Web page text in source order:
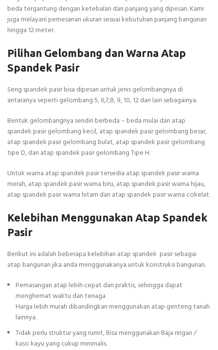
beda tergantung dengan ketebalan dan panjang yang dipesan. Kami
juga melayani pemesanan ukuran sesuai kebutuhan panjang bangunan
hingga 12 meter.
Pilihan Gelombang dan Warna Atap
Spandek Pasir
Seng spandek pasir bisa dipesan untuk jenis gelombangnya di
antaranya seperti gelombang 5, 6,7,8, 9, 10, 12 dan lain sebagainya.
Bentuk gelombangnya sendiri berbeda – beda mulai dari atap
spandek pasir gelombang kecil, atap spandek pasir gelombang besar,
atap spandek pasir gelombang bulat, atap spandek pasir gelombang
tipe D, dan atap spandek pasir gelombang Tipe H.
Untuk warna atap spandek pasir tersedia atap spandek pasir warna
merah, atap spandek pasir warna biru, atap spandek pasir warna hijau,
atap spandek pasir warna hitam dan atap spandek pasir warna cokelat.
Kelebihan Menggunakan Atap Spandek
Pasir
Berikut ini adalah beberapa kelebihan atap spandek pasir sebagai
atap bangunan jika anda menggunakanya untuk konstruksi bangunan.
Pemasangan atap lebih cepat dan praktis, sehingga dapat
menghemat waktu dan tenaga
Harga lebih murah dibandingkan menggunakan atap genteng tanah
lainnya.
Tidak perlu struktur yang rumit, Bisa menggunakan Baja ringan /
kaso kayu yang cukup minimalis.